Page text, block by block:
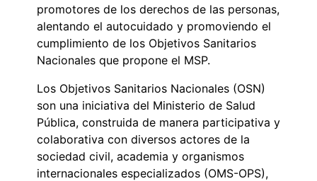
promotores de los derechos de las personas,
alentando el autocuidado y promoviendo el
cumplimiento de los Objetivos Sanitarios
Nacionales que propone el MSP.
Los Objetivos Sanitarios Nacionales (OSN)
son una iniciativa del Ministerio de Salud
Pública, construida de manera participativa y
colaborativa con diversos actores de la
sociedad civil, academia y organismos
internacionales especializados (OMS-OPS),